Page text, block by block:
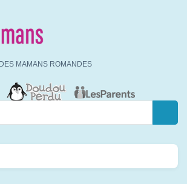
MAMANS ROMANDES